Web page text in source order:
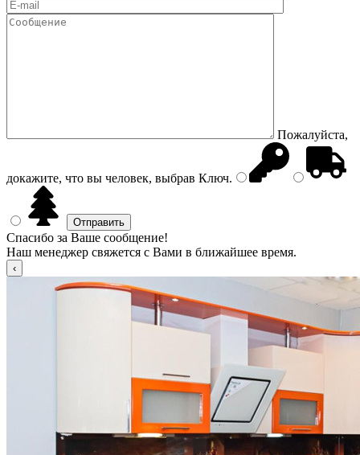
Пожалуйста,
докажите, что вы человек, выбрав Ключ.
Спасибо за Ваше сообщение!
Наш менеджер свяжется с Вами в ближайшее время.